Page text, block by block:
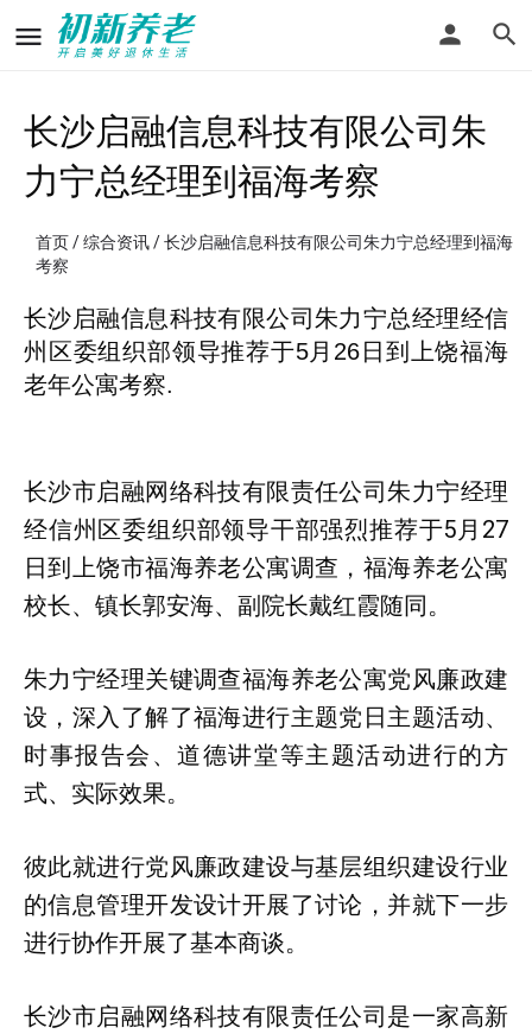
长沙启融信息科技有限公司朱
力宁总经理到福海考察
首页/综合资讯/ 长沙启融信息科技有限公司朱力宁总经理到福海
考察
长沙启融信息科技有限公司朱力宁总经理经信
州区委组织部领导推荐于5月26日到上饶福海
老年公寓考察.
长沙市启融网络科技有限责任公司朱力宁经理
经信州区委组织部领导干部强烈推荐于5月27
日到上饶市福海养老公寓调查，福海养老公寓
校长、镇长郭安海、副院长戴红霞随同。
朱力宁经理关键调查福海养老公寓党风廉政建
设，深入了解了福海进行主题党日主题活动、
时事报告会、道德讲堂等主题活动进行的方
式、实际效果。
彼此就进行党风廉政建设与基层组织建设行业
的信息管理开发设计开展了讨论，并就下一步
进行协作开展了基本商谈。
长沙市启融网络科技有限责任公司是一家高新